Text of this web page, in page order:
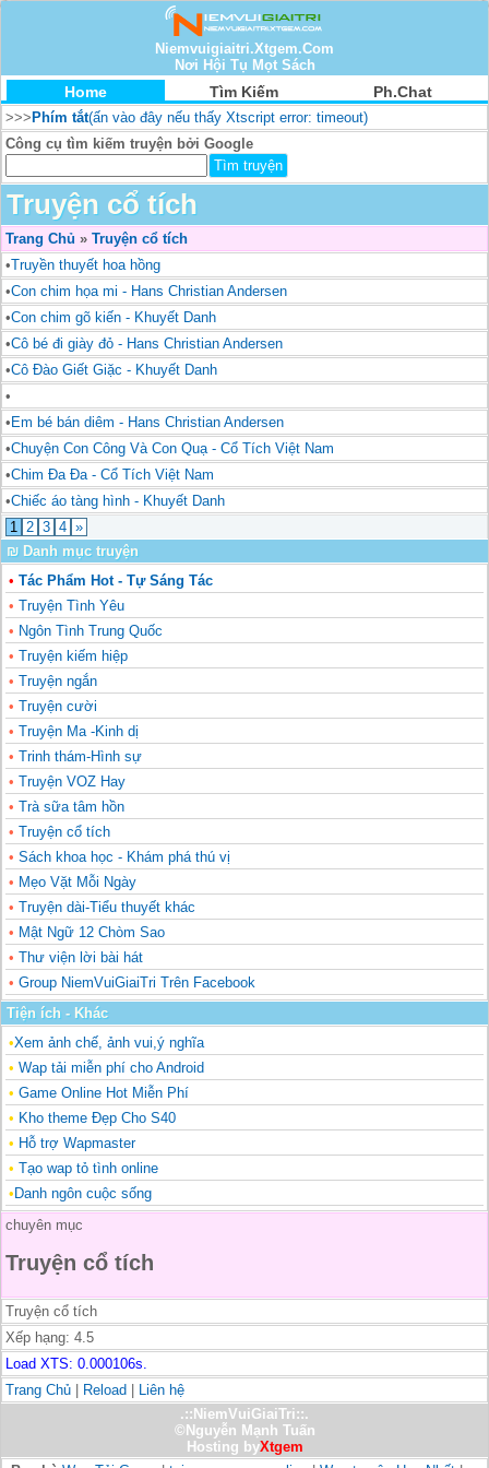
Niemvuigiaitri.Xtgem.Com
Nơi Hội Tụ Mọt Sách
Home Tìm Kiếm Ph.Chat
>>>Phím tắt(ấn vào đây nếu thấy Xtscript error: timeout)
Công cụ tìm kiếm truyện bởi Google
Truyện cổ tích
Trang Chủ » Truyện cổ tích
•Truyền thuyết hoa hồng
•Con chim họa mi - Hans Christian Andersen
•Con chim gõ kiến - Khuyết Danh
•Cô bé đi giày đỏ - Hans Christian Andersen
•Cô Đào Giết Giặc - Khuyết Danh
•
•Em bé bán diêm - Hans Christian Andersen
•Chuyện Con Công Và Con Quạ - Cổ Tích Việt Nam
•Chim Đa Đa - Cổ Tích Việt Nam
•Chiếc áo tàng hình - Khuyết Danh
1
2 3 4 »
₪ Danh mục truyện
• Tác Phẩm Hot - Tự Sáng Tác
• Truyện Tình Yêu
• Ngôn Tình Trung Quốc
• Truyện kiếm hiệp
• Truyện ngắn
• Truyện cười
• Truyện Ma -Kinh dị
• Trinh thám-Hình sự
• Truyện VOZ Hay
• Trà sữa tâm hồn
• Truyện cổ tích
• Sách khoa học - Khám phá thú vị
• Mẹo Vặt Mỗi Ngày
• Truyện dài-Tiểu thuyết khác
• Mật Ngữ 12 Chòm Sao
• Thư viện lời bài hát
• Group NiemVuiGiaiTri Trên Facebook
Tiện ích - Khác
•Xem ảnh chế, ảnh vui,ý nghĩa
• Wap tải miễn phí cho Android
• Game Online Hot Miễn Phí
• Kho theme Đẹp Cho S40
• Hỗ trợ Wapmaster
• Tạo wap tỏ tình online
•Danh ngôn cuộc sống
chuyên mục
Truyện cổ tích
Truyện cổ tích
Xếp hạng: 4.5
Load XTS: 0.000106s.
Trang Chủ
Reload
Liên hệ
.::NiemVuiGiaiTri::.
©Nguyễn Mạnh Tuấn
Hosting byXtgem